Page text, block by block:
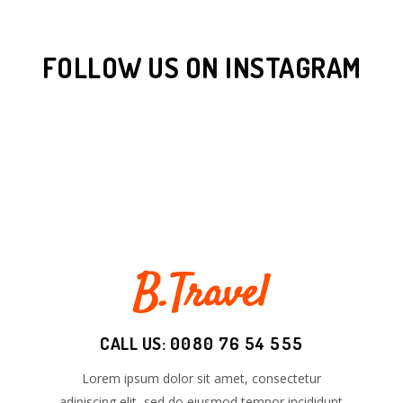
FOLLOW US ON INSTAGRAM
CALL US: 0080 76 54 555
Lorem ipsum dolor sit amet, consectetur